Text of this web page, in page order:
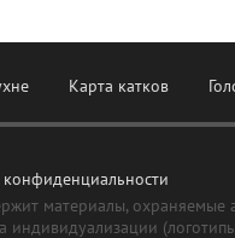
Карта катков
материалы, охраняемые
индивидуализации